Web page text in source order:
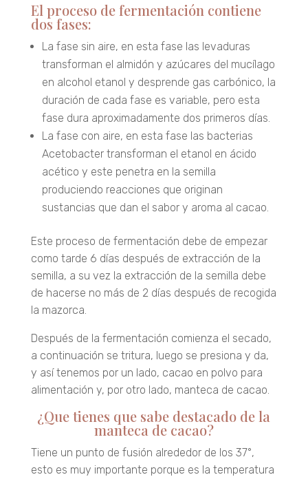
El proceso de fermentación contiene
dos fases:
La fase sin aire, en esta fase las levaduras
transforman el almidón y azúcares del mucílago
en alcohol etanol y desprende gas carbónico, la
duración de cada fase es variable, pero esta
fase dura aproximadamente dos primeros días.
La fase con aire, en esta fase las bacterias
Acetobacter transforman el etanol en ácido
acético y este penetra en la semilla
produciendo reacciones que originan
sustancias que dan el sabor y aroma al cacao.
Este proceso de fermentación debe de empezar
como tarde 6 días después de extracción de la
semilla, a su vez la extracción de la semilla debe
de hacerse no más de 2 días después de recogida
la mazorca.
Después de la fermentación comienza el secado,
a continuación se tritura, luego se presiona y da,
y así tenemos por un lado, cacao en polvo para
alimentación y, por otro lado, manteca de cacao.
¿Que tienes que sabe destacado de la
manteca de cacao?
Tiene un punto de fusión alrededor de los 37°,
esto es muy importante porque es la temperatura